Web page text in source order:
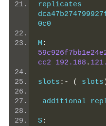
replicates
0c0
M :
cc2
192.168 .
slots :- ( slots
additional
S: